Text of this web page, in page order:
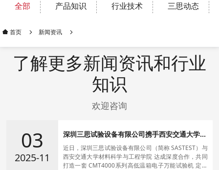
全部 产品知识 行业技术 三思动态
首页 新闻资讯
了解更多新闻资讯和行业
知识
欢迎咨询
03
2025-11
深圳三思试验设备有限公司携手西安交通大学定
目
近日，深圳三思试验设备有限公司（简称 SASTEST）与
西安交通大学材料科学与工程学院 达成深度合作，共同
打造一套 CMT4000系列高低温箱电子万能试验机 定制